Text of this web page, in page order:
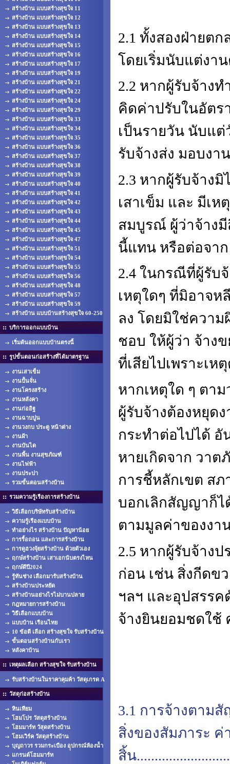
สร้างบ้าน แบบสร้างสุขใจ 11
สร้างบ้าน แบบสร้างสุขใจ 12
สร้างบ้าน แบบสร้างสุขใจ 13
สร้างบ้าน แบบสร้างสุขใจ 14
สร้างบ้าน แบบสร้างสุขใจ 15
สร้างบ้าน แบบสร้างสุขใจ 16
สร้างบ้าน แบบสร้างสุขใจ 17
สร้างบ้าน แบบสร้างสุขใจ 19
สร้างบ้าน แบบสร้างสุขใจ 21
สร้างบ้าน แบบสร้างสุขใจ 22
สร้างบ้าน แบบสร้างสุขใจ 24
สร้างบ้าน แบบสร้างสุขใจ 29
สร้างบ้าน แบบสร้างสุขใจ 33
สร้างบ้าน แบบสร้างสุขใจ 34
สร้างบ้าน แบบสร้างสุขใจ 35
สร้างบ้าน แบบสร้างสุขใจ 36
สร้างบ้าน แบบสร้างสุขใจ 37
สร้างบ้าน แบบสร้างสุขใจ 38
สร้างบ้าน แบบสร้างสุขใจ 39
สร้างบ้าน แบบสร้างสุขใจ 40
สร้างบ้าน แบบสร้างสุขใจ 41
สร้างบ้าน แบบสร้างสุขใจ 42
สร้างบ้าน แบบสร้างสุขใจ 43
สร้างบ้าน แบบสร้างสุขใจ 44
สร้างบ้าน แบบสร้างสุขใจ 45
สร้างบ้าน แบบสร้างสุขใจ 47
สร้างบ้าน แบบสร้างสุขใจ 51
สร้างบ้าน แบบสร้างสุขใจ 54
สร้างบ้าน แบบสร้างสุขใจ 55
สร้างบ้าน แบบสร้างสุขใจ 56
สร้างบ้าน แบบสร้างสุขใจ 48
สร้างบ้าน แบบสร้างสุขใจ 57
สร้างบ้าน แบบสร้างสุขใจ 59
สร้างบ้าน แบบบ้านสร้างสุขใจ 60-250
บริการออกแบบบ้าน
เริ่มต้นออกแบบบ้านตรงนี้
รูปขั้นตอนก่อสร้างที่ได้มาตรฐาน
งานเสาเข็ม
งานปั้นจั่น
งานโครงสร้าง
งานหลังคา
งานก่ออิฐ
งานฉาบปูน
งานวงกบ ประตู หน้าต่าง
งานฝ้า
งานบันได
งานพื้น งานสุขภัณฑ์
งานไฟฟ้า
งานประปา
รวมขั้นตอนสร้างบ้าน
รวมความรู้เรืองการสร้างบ้าน
วิธีเลือกบริษัทรับสร้างบ้าน
ความรู้เรืองแบบบ้าน
ทำอย่างไร สร้างบ้าน ปัญหาน้อย
การรื้อถอน และการสร้างบ้าน
การดูฮวงจุ้ยสร้างบ้าน ด้วยตัวเอง
ฤกษ์สร้างบ้าน เสาเอกนับตรงไหน
ฤกษ์ดีปี2024
รู้ทันช่าง เลือกมารับสร้างบ้าน
สร้างบ้านประหยัด
สร้างบ้านอย่างไรไม่บานปลาย
กฎหมายการสร้างบ้าน
วิธีเลือกแบบบ้าน
แบบบ้าน เรือนไทย
10 ข้อดี เลือก สร้างสุขใจ รับสร้างบ้าน
ขั้นตอนสร้างบ้านกับเรา
หลังคาบ้าน
เหตุผลเลือก สร้างสุขใจ รับสร้างบ้าน
รับสร้างบ้านในราคาคุมค้า วัสดุเกรด A
วัสดุก่อสร้างบ้าน
หินเทียม
โฮมโปร วัสดุสร้างบ้าน
โฮมมาร์ท วัสุดสร้างบ้าน
โฮมเวิร์ค วัสดุสร้างบ้าน
บุญถาวร รวมกระเบือง อุุปกรณ์ห้องน้ำ
แกรนด์โฮมมาร์ท
2.1 ทั้งสองฝ่ายตก
โดยเริ่มนับแต่งาน
2.2 หากผู้รับจ้าง
คิดค่าปรับในอัตร
เป็นรายวัน นับแ
รับจ้างส่ง มอบงาน
2.3 หากผู้รับจ้าง
เสาเข็ม และ มีเห
สมบูรณ์ ผู้ว่าจ้าง
นี้แทน หรือต่อจาก
2.4 ในกรณีที่ผู้รับ
เหตุใดๆ ที่มิอาจห
ลง โดยมิใช่ควา
ชอบ ให้ผู้ว่า จ้าง
ที่เสียไปเพราะเห
หากเหตุใด ๆ ตา
ผู้รับจ้างต้องหยุด
กระทำต่อไปได้ อั
หายเกิดจาก วาต
การชี้หลักเขต ส
บอกเลิกสัญญาก็ไ
ตามมูลค่าของงา
2.5 หากผู้รับจ้าง
ก่อน เช่น สิ่งกีดข
ฯลฯ และอุปสรรค
จ้างยินยอมชดใช้
3.1 การจ้างตาม
สิ่งของสัมภาระ ค่
สิ้น